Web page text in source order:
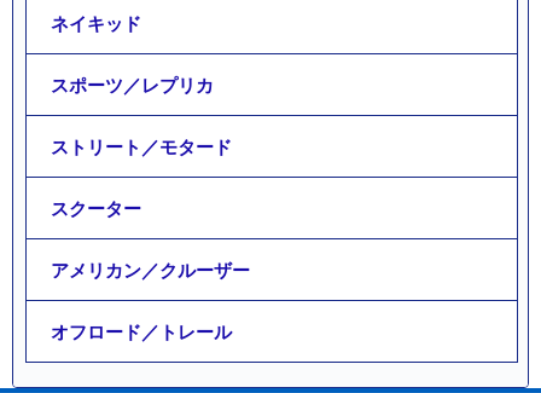
ネイキッド
スポーツ／レプリカ
ストリート／モタード
スクーター
アメリカン／クルーザー
オフロード／トレール